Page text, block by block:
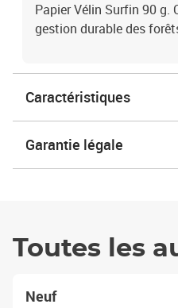
Papier Vélin Surfin 90 g.
gestion durable des
Caractéristiques
Garantie légale
Toutes les
Neuf